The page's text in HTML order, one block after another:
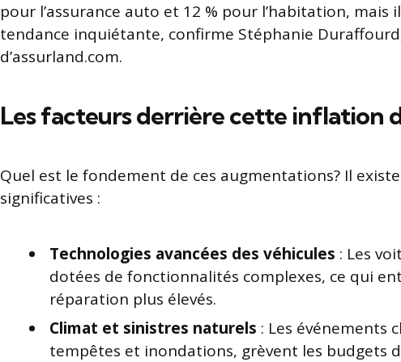
pour l’assurance auto et 12 % pour l’habitation, mais
tendance inquiétante, confirme Stéphanie
d’assurland.com.
Les facteurs derrière cette inflation
Quel est le fondement de ces augmentations? Il
significatives :
Technologies avancées des véhicules : Les
dotées de fonctionnalités complexes, ce qui
réparation plus élevés.
Climat et sinistres naturels : Les événements
tempêtes et inondations, grèvent les budgets